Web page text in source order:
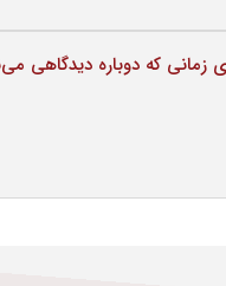
زمانی که دوباره دیدگاهی